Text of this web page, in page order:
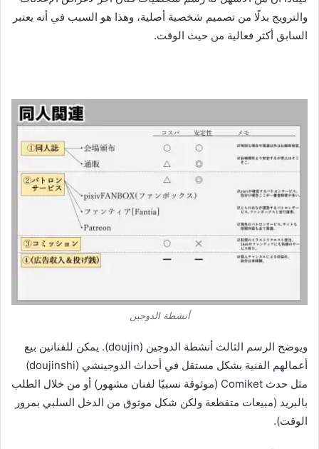
والترويج بدلًا من تصميم شخصية أصلية، وهذا هو السبب في أنه يعتبر
السابق أكثر فعالية من حيث الوقت.
أنشطة الدوجين
ويوضح الرسم الثالث أنشطة الدوجين (doujin). يمكن للفنانين بيع
أعمالهم الفنية بشكل مستقل في أحداث الدوجينشي (doujinshi)
مثل حدث Comiket (موثوقة نسبيًا لفنان مشهور) أو من خلال الطلب
بالبريد (مبيعات متقطعة ولكن شكل موثوق من الدخل السلبي بمرور
الوقت).